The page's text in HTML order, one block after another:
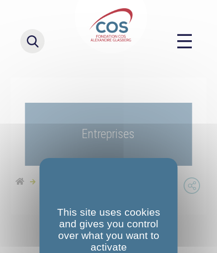
Entreprises
This site uses cookies
and gives you control
over what you want to
activate